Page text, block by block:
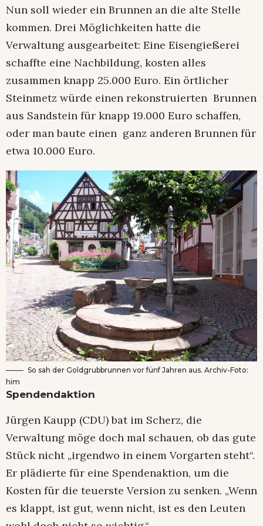
Nun soll wieder ein Brunnen an die alte Stelle
kommen. Drei Möglichkeiten hatte die
Verwaltung ausgearbeitet: Eine Eisengießerei
schaffte eine Nachbildung, kosten alles
zusammen knapp 25.000 Euro. Ein örtlicher
Steinmetz würde einen rekonstruierten Brunnen
aus Sandstein für knapp 19.000 Euro schaffen,
oder man baute einen ganz anderen Brunnen für
etwa 10.000 Euro.
So sah der Goldgrubbrunnen vor fünf Jahren aus. Archiv-Foto:
him
Spendendaktion
Jürgen Kaupp (CDU) bat im Scherz, die
Verwaltung möge doch mal schauen, ob das gute
Stück nicht „irgendwo in einem Vorgarten steht“.
Er plädierte für eine Spendenaktion, um die
Kosten für die teuerste Version zu senken. „Wenn
es klappt, ist gut, wenn nicht, ist es den Leuten